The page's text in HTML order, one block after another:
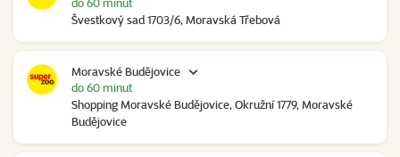
Švestkový sad 1703/6, Moravská Třebová
Moravské Budějovice
Shopping Moravské Budějovice, Okružní 1779, Moravské
Budějovice
do 60 minut